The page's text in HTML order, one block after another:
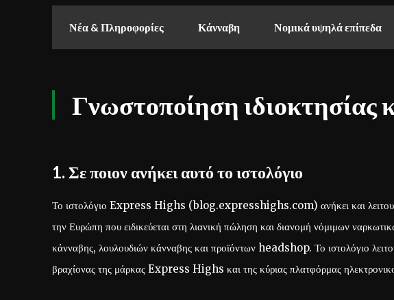
Νέα & Πληροφορίες Κάνναβη Νομικά υψηλά επίπεδα
Γνωστοποίηση ιδιοκτησίας
1. Σε ποιον ανήκει αυτό το ιστολόγιο
Το ιστολόγιο Express Highs (blog.expresshighs.com) ανήκει και
την Ευρώπη που ειδικεύεται στη λιανική πώληση και διανομή νόμιμων
κάνναβης, λουλουδιών κάνναβης και προϊόντων headshop. Το ιστολόγιο
βραχίονας της μάρκας Express Highs και της κύριας πλατφόρμας